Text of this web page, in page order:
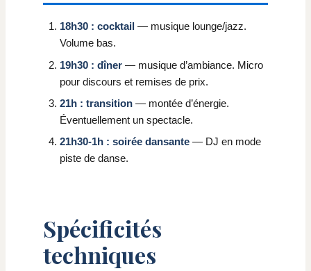
18h30 : cocktail — musique lounge/jazz.
Volume bas.
19h30 : dîner— musique d’ambiance. Micro
pour discours et remises de prix.
21h : transition— montée d’énergie.
Éventuellement un spectacle.
21h30-1h : soirée dansante— DJ en mode
piste de danse.
Spécificités
techniques